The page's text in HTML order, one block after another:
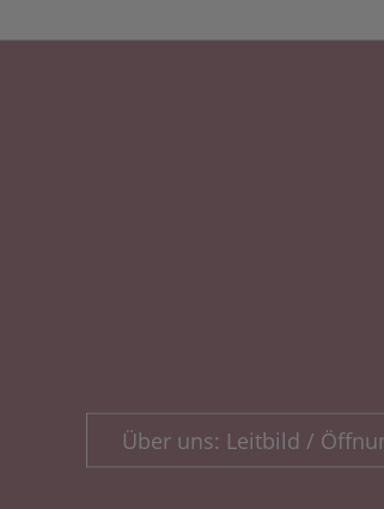
Über uns: Leitbild /